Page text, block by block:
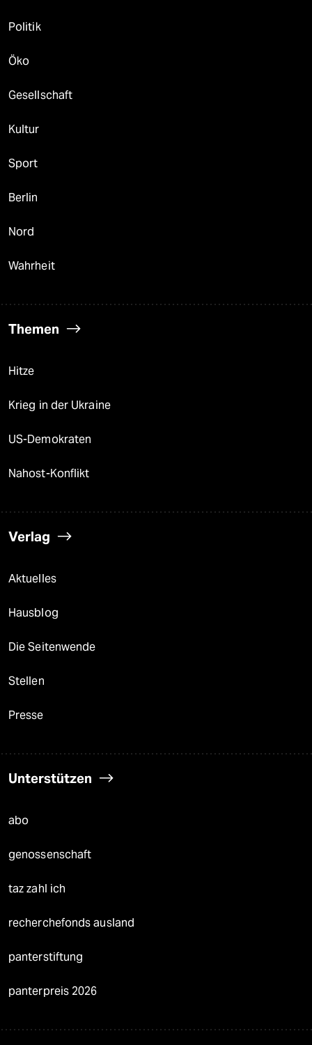
Politik
Öko
Gesellschaft
Kultur
Sport
Berlin
Nord
Wahrheit
Themen
Hitze
Krieg in der Ukraine
US-Demokraten
Nahost-Konflikt
Verlag
Aktuelles
Hausblog
Die Seitenwende
Stellen
Presse
Unterstützen
abo
genossenschaft
taz zahl ich
recherchefonds ausland
panterstiftung
panterpreis 2026